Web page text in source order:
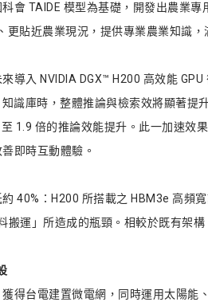
會 TAIDE 模型為基礎，開發出農業
更貼近農業現況，提供專業農業知識
導入 NVIDIA DGX™ H200 高效能
識庫時，整體推論與檢索效將顯著提
1.9 倍的推論效能提升。此一加速效
即時互動體驗。
40%：H200 所搭載之 HBM3e 高頻
搬運」所造成的瓶頸。相較於既有架
得台電建置微電網，同時運用太陽能